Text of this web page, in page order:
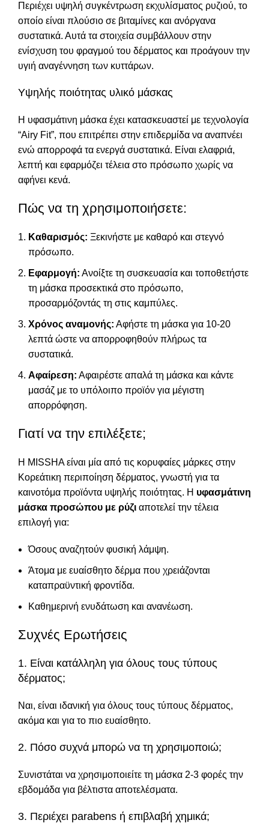
Περιέχει υψηλή συγκέντρωση εκχυλίσματος ρυζιού, το
οποίο είναι πλούσιο σε βιταμίνες και ανόργανα
συστατικά. Αυτά τα στοιχεία συμβάλλουν στην
ενίσχυση του φραγμού του δέρματος και προάγουν την
υγιή αναγέννηση των κυττάρων.
Υψηλής ποιότητας υλικό μάσκας
Η υφασμάτινη μάσκα έχει κατασκευαστεί με τεχνολογία
“Airy Fit”, που επιτρέπει στην επιδερμίδα να αναπνέει
ενώ απορροφά τα ενεργά συστατικά. Είναι ελαφριά,
λεπτή και εφαρμόζει τέλεια στο πρόσωπο χωρίς να
αφήνει κενά.
Πώς να τη χρησιμοποιήσετε:
Καθαρισμός: Ξεκινήστε με καθαρό και στεγνό
πρόσωπο.
Εφαρμογή: Ανοίξτε τη συσκευασία και τοποθετήστε
τη μάσκα προσεκτικά στο πρόσωπο,
προσαρμόζοντάς τη στις καμπύλες.
Χρόνος αναμονής: Αφήστε τη μάσκα για 10-20
λεπτά ώστε να απορροφηθούν πλήρως τα
συστατικά.
Αφαίρεση: Αφαιρέστε απαλά τη μάσκα και κάντε
μασάζ με το υπόλοιπο προϊόν για μέγιστη
απορρόφηση.
Γιατί να την επιλέξετε;
Η MISSHA είναι μία από τις κορυφαίες μάρκες στην
Κορεάτικη περιποίηση δέρματος, γνωστή για τα
καινοτόμα προϊόντα υψηλής ποιότητας. Η υφασμάτινη
μάσκα προσώπου με ρύζι αποτελεί την τέλεια
επιλογή για:
Όσους αναζητούν φυσική λάμψη.
Άτομα με ευαίσθητο δέρμα που χρειάζονται
καταπραϋντική φροντίδα.
Καθημερινή ενυδάτωση και ανανέωση.
Συχνές Ερωτήσεις
1. Είναι κατάλληλη για όλους τους τύπους
δέρματος;
Ναι, είναι ιδανική για όλους τους τύπους δέρματος,
ακόμα και για το πιο ευαίσθητο.
2. Πόσο συχνά μπορώ να τη χρησιμοποιώ;
Συνιστάται να χρησιμοποιείτε τη μάσκα 2-3 φορές την
εβδομάδα για βέλτιστα αποτελέσματα.
3. Περιέχει parabens ή επιβλαβή χημικά;